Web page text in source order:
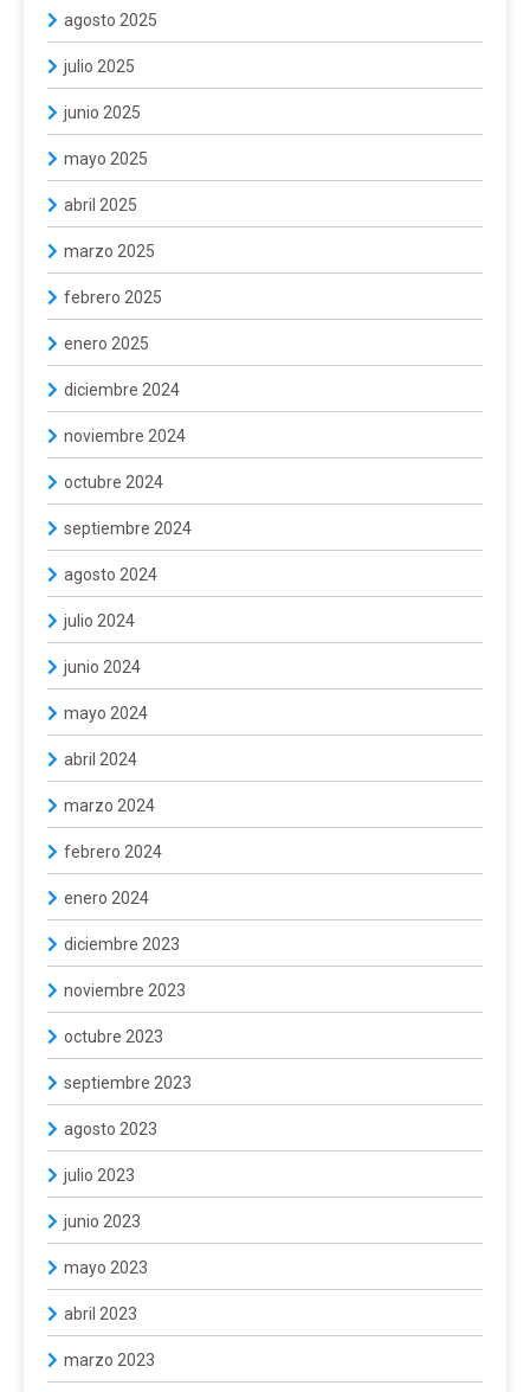
agosto 2025
julio 2025
junio 2025
mayo 2025
abril 2025
marzo 2025
febrero 2025
enero 2025
diciembre 2024
noviembre 2024
octubre 2024
septiembre 2024
agosto 2024
julio 2024
junio 2024
mayo 2024
abril 2024
marzo 2024
febrero 2024
enero 2024
diciembre 2023
noviembre 2023
octubre 2023
septiembre 2023
agosto 2023
julio 2023
junio 2023
mayo 2023
abril 2023
marzo 2023